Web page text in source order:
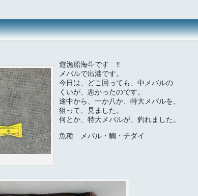
遊漁船海斗です ‼
メバルで出港です。
今日は、どこ回っても、中メバルの
くいが、悪かったのです。
途中から、一か八か、特大メバルを、
狙って、見ました。
何とか、特大メバルが、釣れました。
魚種 メバル・鯛・チダイ